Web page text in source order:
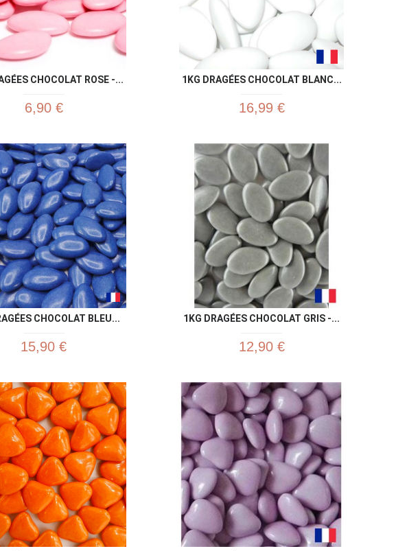
CHOCOLAT ROSE -...
6,90 €
1KG DRAGÉES CHOCOLAT BLANC...
16,99 €
Aperçu rapide
CHOCOLAT BLEU...
15,90 €
 Aperçu rapide
1KG DRAGÉES CHOCOLAT GRIS -...
12,90 €
Aperçu rapide Aperçu rapide